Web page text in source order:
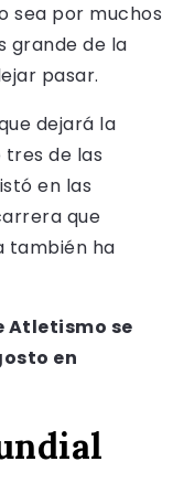
sea por muchos
grande de la
pasar.
dejará la
tres de las
en las
que
también ha
Atletismo se
en